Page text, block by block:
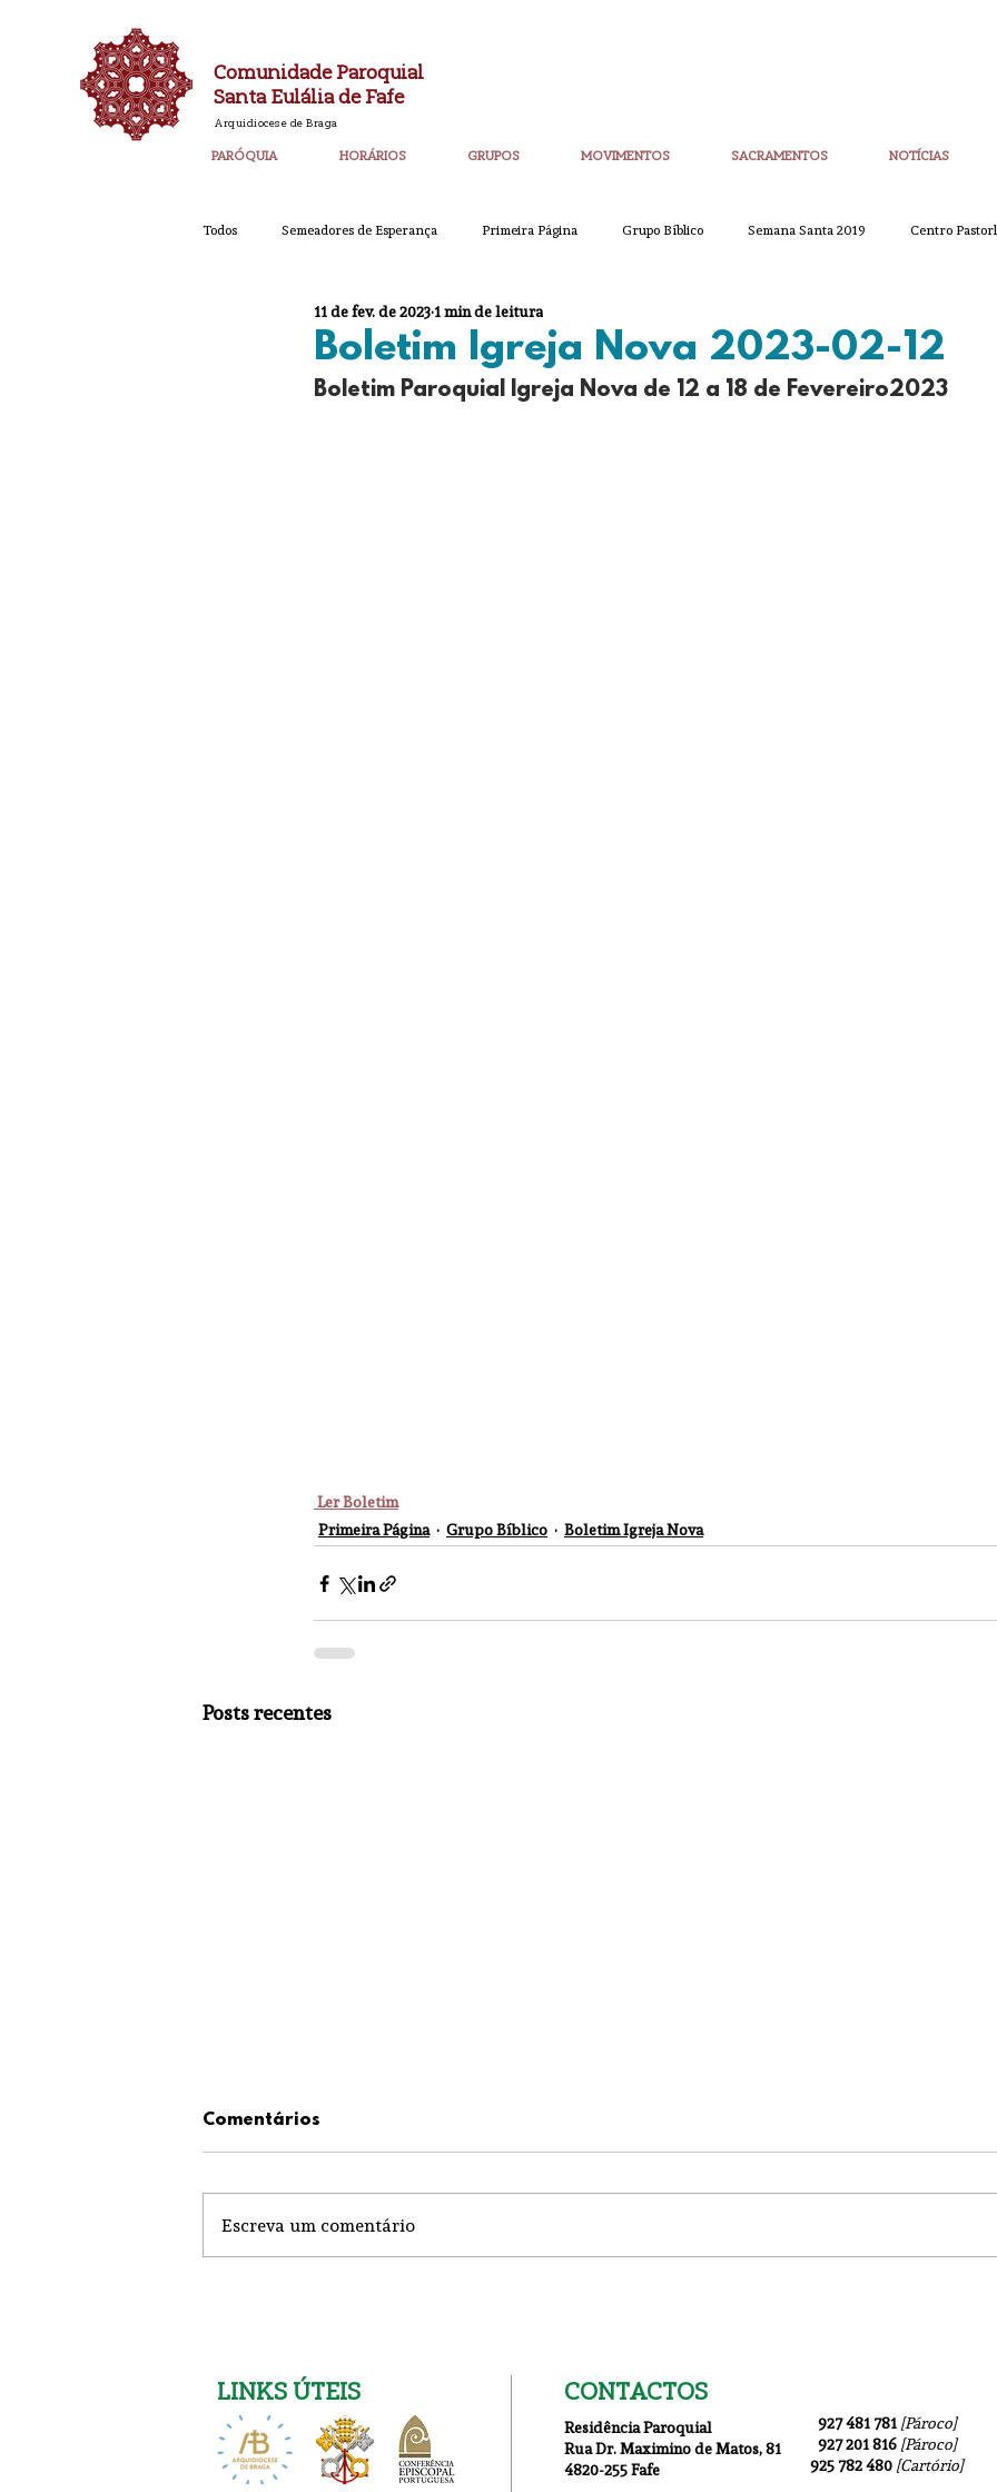
Comunidade Paroquial
Santa Eulália de Fafe
Arquidiocese de Braga
PARÓQUIA HORÁRIOS GRUPOS MOVIMENTOS SACRAMENTOS NOTÍCIAS
Todos Semeadores de Esperança Primeira Página Grupo Bíblico Semana Santa 2019 Centro
Ano PAstoral Boletim Igreja Nova
Boletim Igreja Nova 2023-02-12
11 de fev. de 20231 min de leitura
Boletim Paroquial Igreja Nova de 12 a 18 de Fevereiro2023
Ler Boletim
Primeira Página
Grupo Bíblico Boletim Igreja Nova
Posts recentes
Igreja Nova 19 Julho
Comentários
Escreva um comentário
LINKS ÚTEIS CONTACTOS
Residência Paroquial
Rua Dr. Maximino de Matos, 81
4820-255 Fafe
927 481 781 [Pároco]
927 201 816 [Pároco]
925 782 480 [Cartório]